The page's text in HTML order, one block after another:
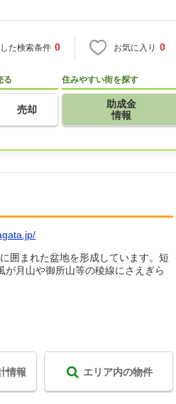
た検索条件 0 お気に入り 0
る
売却
住みやすい街を探す
助成金
情報
囲まれた盆地を形成しています。短
月山や御所山等の稜線にさえぎら
情報 エリア内の物件